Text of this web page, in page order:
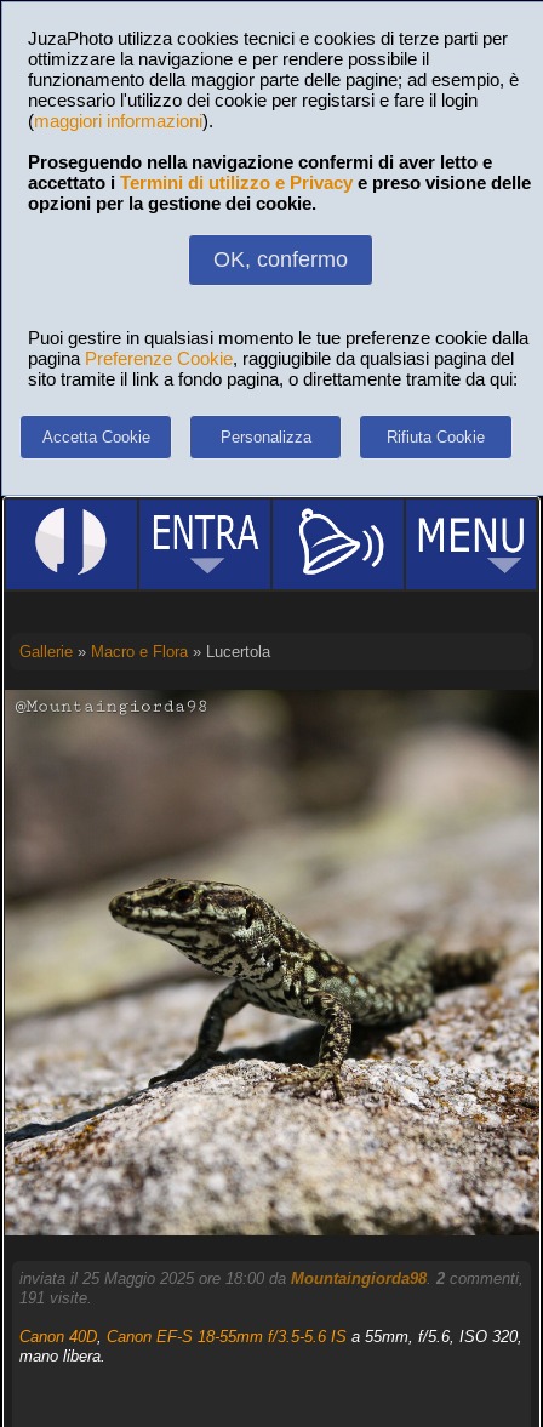
JuzaPhoto utilizza cookies tecnici e cookies di terze parti per
ottimizzare la navigazione e per rendere possibile il
funzionamento della maggior parte delle pagine; ad esempio, è
necessario l'utilizzo dei cookie per registarsi e fare il login
(maggiori informazioni).
Proseguendo nella navigazione confermi di aver letto e
accettato i Termini di utilizzo e Privacy e preso visione delle
opzioni per la gestione dei cookie.
OK, confermo
Puoi gestire in qualsiasi momento le tue preferenze cookie dalla
pagina Preferenze Cookie, raggiugibile da qualsiasi pagina del
sito tramite il link a fondo pagina, o direttamente tramite da qui:
Accetta Cookie Personalizza Rifiuta Cookie
Gallerie» Macro e Flora» Lucertola
inviata il 25 Maggio 2025 ore 18:00 da Mountaingiorda98. 2commenti,
191 visite.
Canon 40D, Canon EF-S 18-55mm f/3.5-5.6 ISa 55mm, f/5.6, ISO 320,
mano libera.